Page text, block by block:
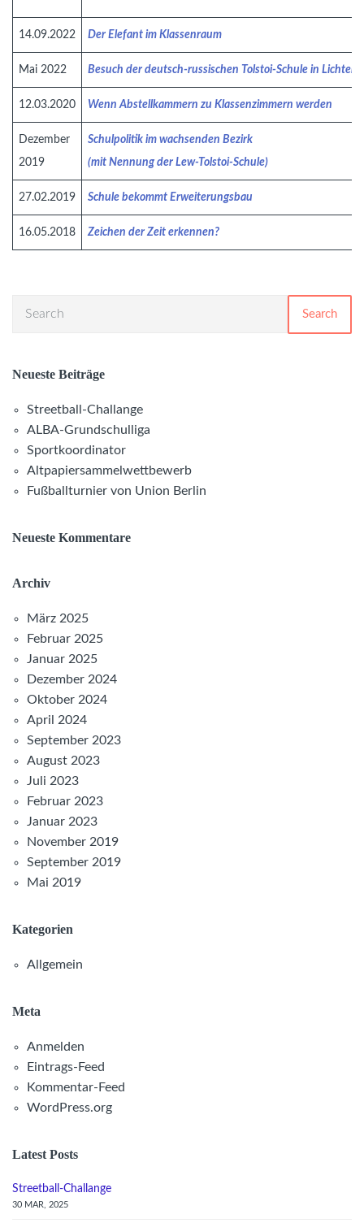
14.09.2022 Der Elefant im Klassenraum
Mai 2022 Besuch der deutsch-russischen Tolstoi-Schule in
12.03.2020 Wenn Abstellkammern zu Klassenzimmern werden
Dezember
2019
Schulpolitik im wachsenden Bezirk
(mit Nennung der Lew-Tolstoi-Schule)
27.02.2019 Schule bekommt Erweiterungsbau
16.05.2018 Zeichen der Zeit erkennen?
Search
Neueste Beiträge
Streetball-Challange
ALBA-Grundschulliga
Sportkoordinator
Altpapiersammelwettbewerb
Fußballturnier von Union Berlin
Neueste Kommentare
Archiv
März 2025
Februar 2025
Januar 2025
Dezember 2024
Oktober 2024
April 2024
September 2023
August 2023
Juli 2023
Februar 2023
Januar 2023
November 2019
September 2019
Mai 2019
Kategorien
Allgemein
Meta
Anmelden
Eintrags-Feed
Kommentar-Feed
WordPress.org
Latest Posts
Streetball-Challange
30 MAR, 2025